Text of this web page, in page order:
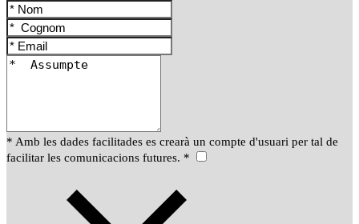
* Amb les dades facilitades es crearà un compte d'usuari per tal de
facilitar les comunicacions futures. *